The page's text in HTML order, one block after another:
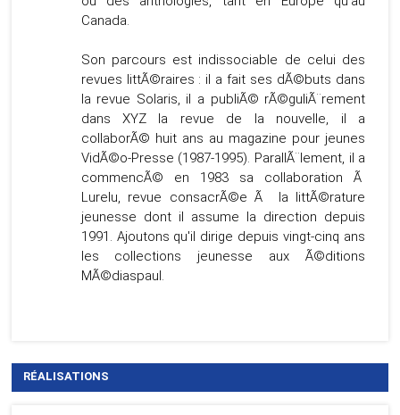
Canada.
Son parcours est indissociable de celui des
revues littÃ©raires : il a fait ses dÃ©buts dans
la revue Solaris, il a publiÃ© rÃ©guliÃ¨rement
dans XYZ la revue de la nouvelle, il a
collaborÃ© huit ans au magazine pour jeunes
VidÃ©o-Presse (1987-1995). ParallÃ¨lement, il a
commencÃ© en 1983 sa collaboration Ã
Lurelu, revue consacrÃ©e Ã la littÃ©rature
jeunesse dont il assume la direction depuis
1991. Ajoutons qu'il dirige depuis vingt-cinq ans
les collections jeunesse aux Ã©ditions
MÃ©diaspaul.
RÉALISATIONS